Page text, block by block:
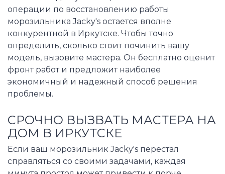
операции по восстановлению работы
морозильника Jacky's остается вполне
конкурентной в Иркутске. Чтобы точно
определить, сколько стоит починить вашу
модель, вызовите мастера. Он бесплатно оценит
фронт работ и предложит наиболее
экономичный и надежный способ решения
проблемы.
СРОЧНО ВЫЗВАТЬ МАСТЕРА НА
ДОМ В ИРКУТСКЕ
Если ваш морозильник Jacky's перестал
справляться со своими задачами, каждая